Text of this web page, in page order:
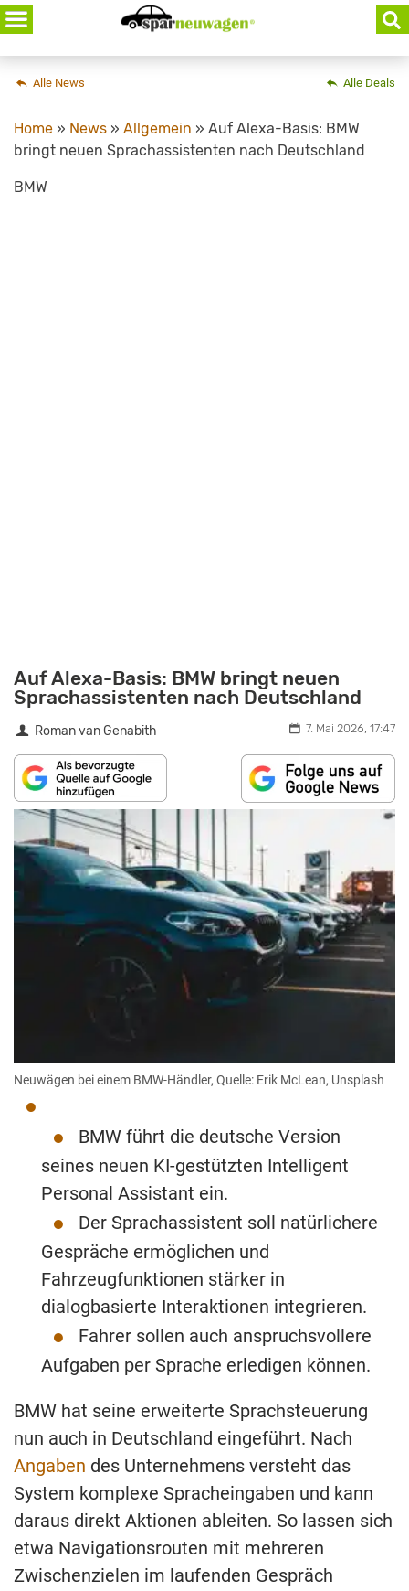
Skip
to
content
Alle Deals
Alle News
Home » News » Allgemein » Auf Alexa-Basis: BMW
bringt neuen Sprachassistenten nach Deutschland
BMW
Auf Alexa-Basis: BMW bringt neuen
Sprachassistenten nach Deutschland
Roman van Genabith 7. Mai 2026, 17:47
Neuwägen bei einem BMW-Händler, Quelle: Erik McLean, Unsplash
BMW führt die deutsche Version
seines neuen KI-gestützten Intelligent
Personal Assistant ein.
Der Sprachassistent soll natürlichere
Gespräche ermöglichen und
Fahrzeugfunktionen stärker in
dialogbasierte Interaktionen integrieren.
Fahrer sollen auch anspruchsvollere
Aufgaben per Sprache erledigen können.
BMW hat seine erweiterte Sprachsteuerung
nun auch in Deutschland eingeführt. Nach
Angaben des Unternehmens versteht das
System komplexe Spracheingaben und kann
daraus direkt Aktionen ableiten. So lassen sich
etwa Navigationsrouten mit mehreren
Zwischenzielen im laufenden Gespräch